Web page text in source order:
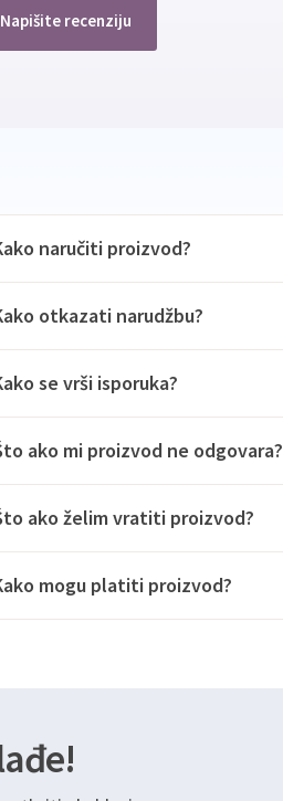
Napišite recenziju
naručiti proizvod?
otkazati narudžbu?
se vrši isporuka?
ako mi proizvod ne odgovara?
ako želim vratiti proizvod?
mogu platiti proizvod?